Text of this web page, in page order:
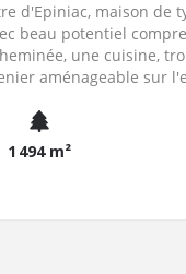
d'Epiniac, maison de
beau potentiel
une cuisine,
aménageable sur
1 494 m²